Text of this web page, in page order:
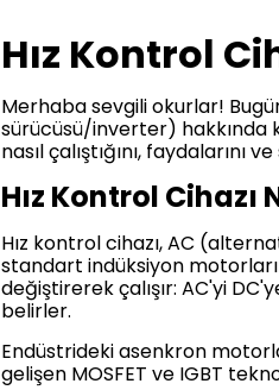
Hız Kontrol
Merhaba sevgili okurlar!
sürücüsü/inverter) hakkında
nasıl çalıştığını,
Hız Kontrol Cihazı
Hız kontrol cihazı, AC
standart indüksiyon
değiştirerek çalışır: AC'yi
belirler.
Endüstrideki asenkron
gelişen MOSFET ve IGBT